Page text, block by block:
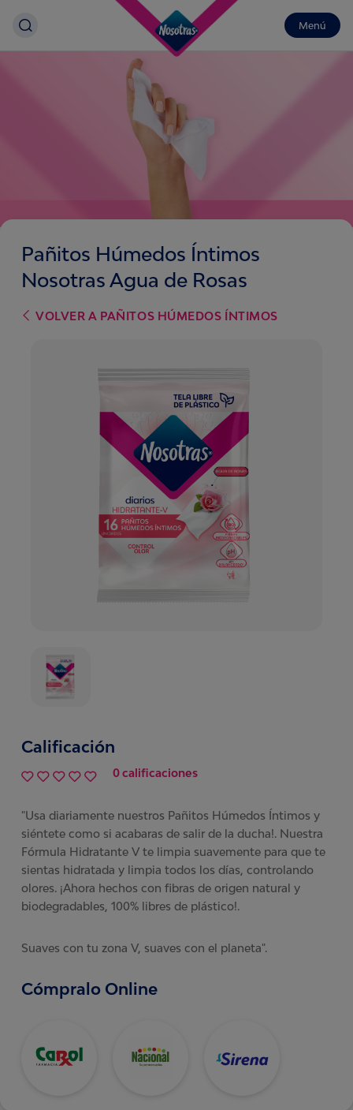
Menú
Pañitos Húmedos Íntimos
Nosotras Agua de Rosas
VOLVER A PAÑITOS HÚMEDOS ÍNTIMOS
Calificación
0 calificaciones
"Usa diariamente nuestros Pañitos Húmedos Íntimos y
siéntete como si acabaras de salir de la ducha!. Nuestra
Fórmula Hidratante V te limpia suavemente para que te
sientas hidratada y limpia todos los días, controlando
olores. ¡Ahora hechos con fibras de origen natural y
biodegradables, 100% libres de plástico!.
Suaves con tu zona V, suaves con el planeta".
Cómpralo Online